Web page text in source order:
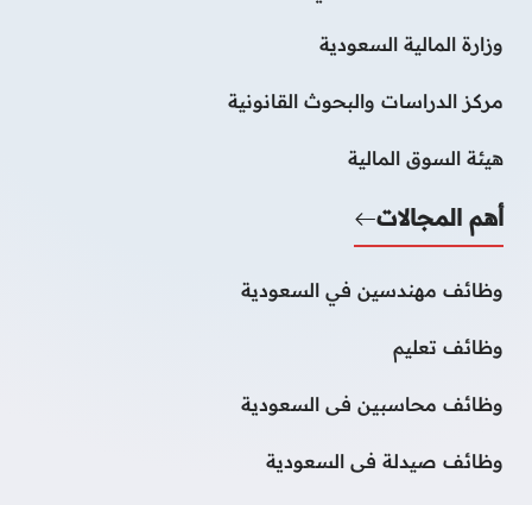
وزارة المالية السعودية
مركز الدراسات والبحوث القانونية
هيئة السوق المالية
أهم المجالات
وظائف مهندسين في السعودية
وظائف تعليم
وظائف محاسبين فى السعودية
وظائف صيدلة فى السعودية